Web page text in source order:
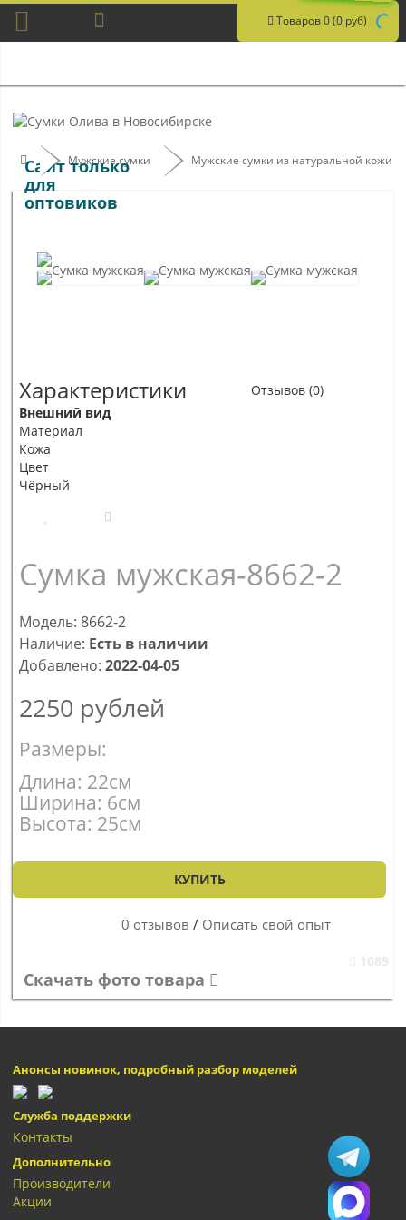
Товаров 0 (0 руб)
Сайт только
для
оптовиков
Мужские сумки Мужские сумки из натуральной кожи
Характеристики
Отзывов (0)
Внешний вид
Материал
Кожа
Цвет
Чёрный
Сумка мужская-8662-2
Модель: 8662-2
Наличие: Есть в наличии
Добавлено: 2022-04-05
2250 рублей
Размеры:
Длина: 22см
Ширина: 6см
Высота: 25см
КУПИТЬ
0 отзывов / Описать свой опыт
Скачать фото товара
Анонсы новинок, подробный разбор моделей
Служба поддержки
Контакты
Дополнительно
Производители
Акции